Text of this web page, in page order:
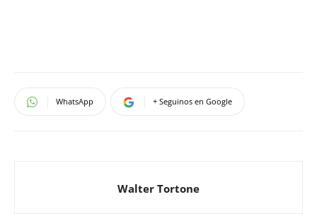
WhatsApp + Seguinos en Google
Walter Tortone